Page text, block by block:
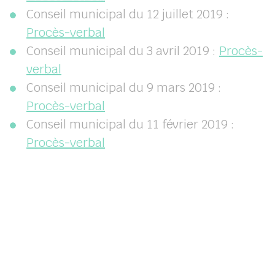
Conseil municipal du 12 juillet 2019 :
Procès-verbal
Conseil municipal du 3 avril 2019 : Procès-
verbal
Conseil municipal du 9 mars 2019 :
Procès-verbal
Conseil municipal du 11 février 2019 :
Procès-verbal